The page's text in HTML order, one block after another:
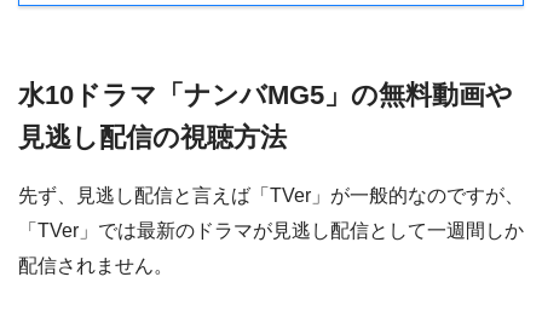
水10ドラマ「ナンバMG5」の無料動画や
見逃し配信の視聴方法
先ず、見逃し配信と言えば「TVer」が一般的なのですが、
「TVer」では最新のドラマが見逃し配信として一週間しか
配信されません。